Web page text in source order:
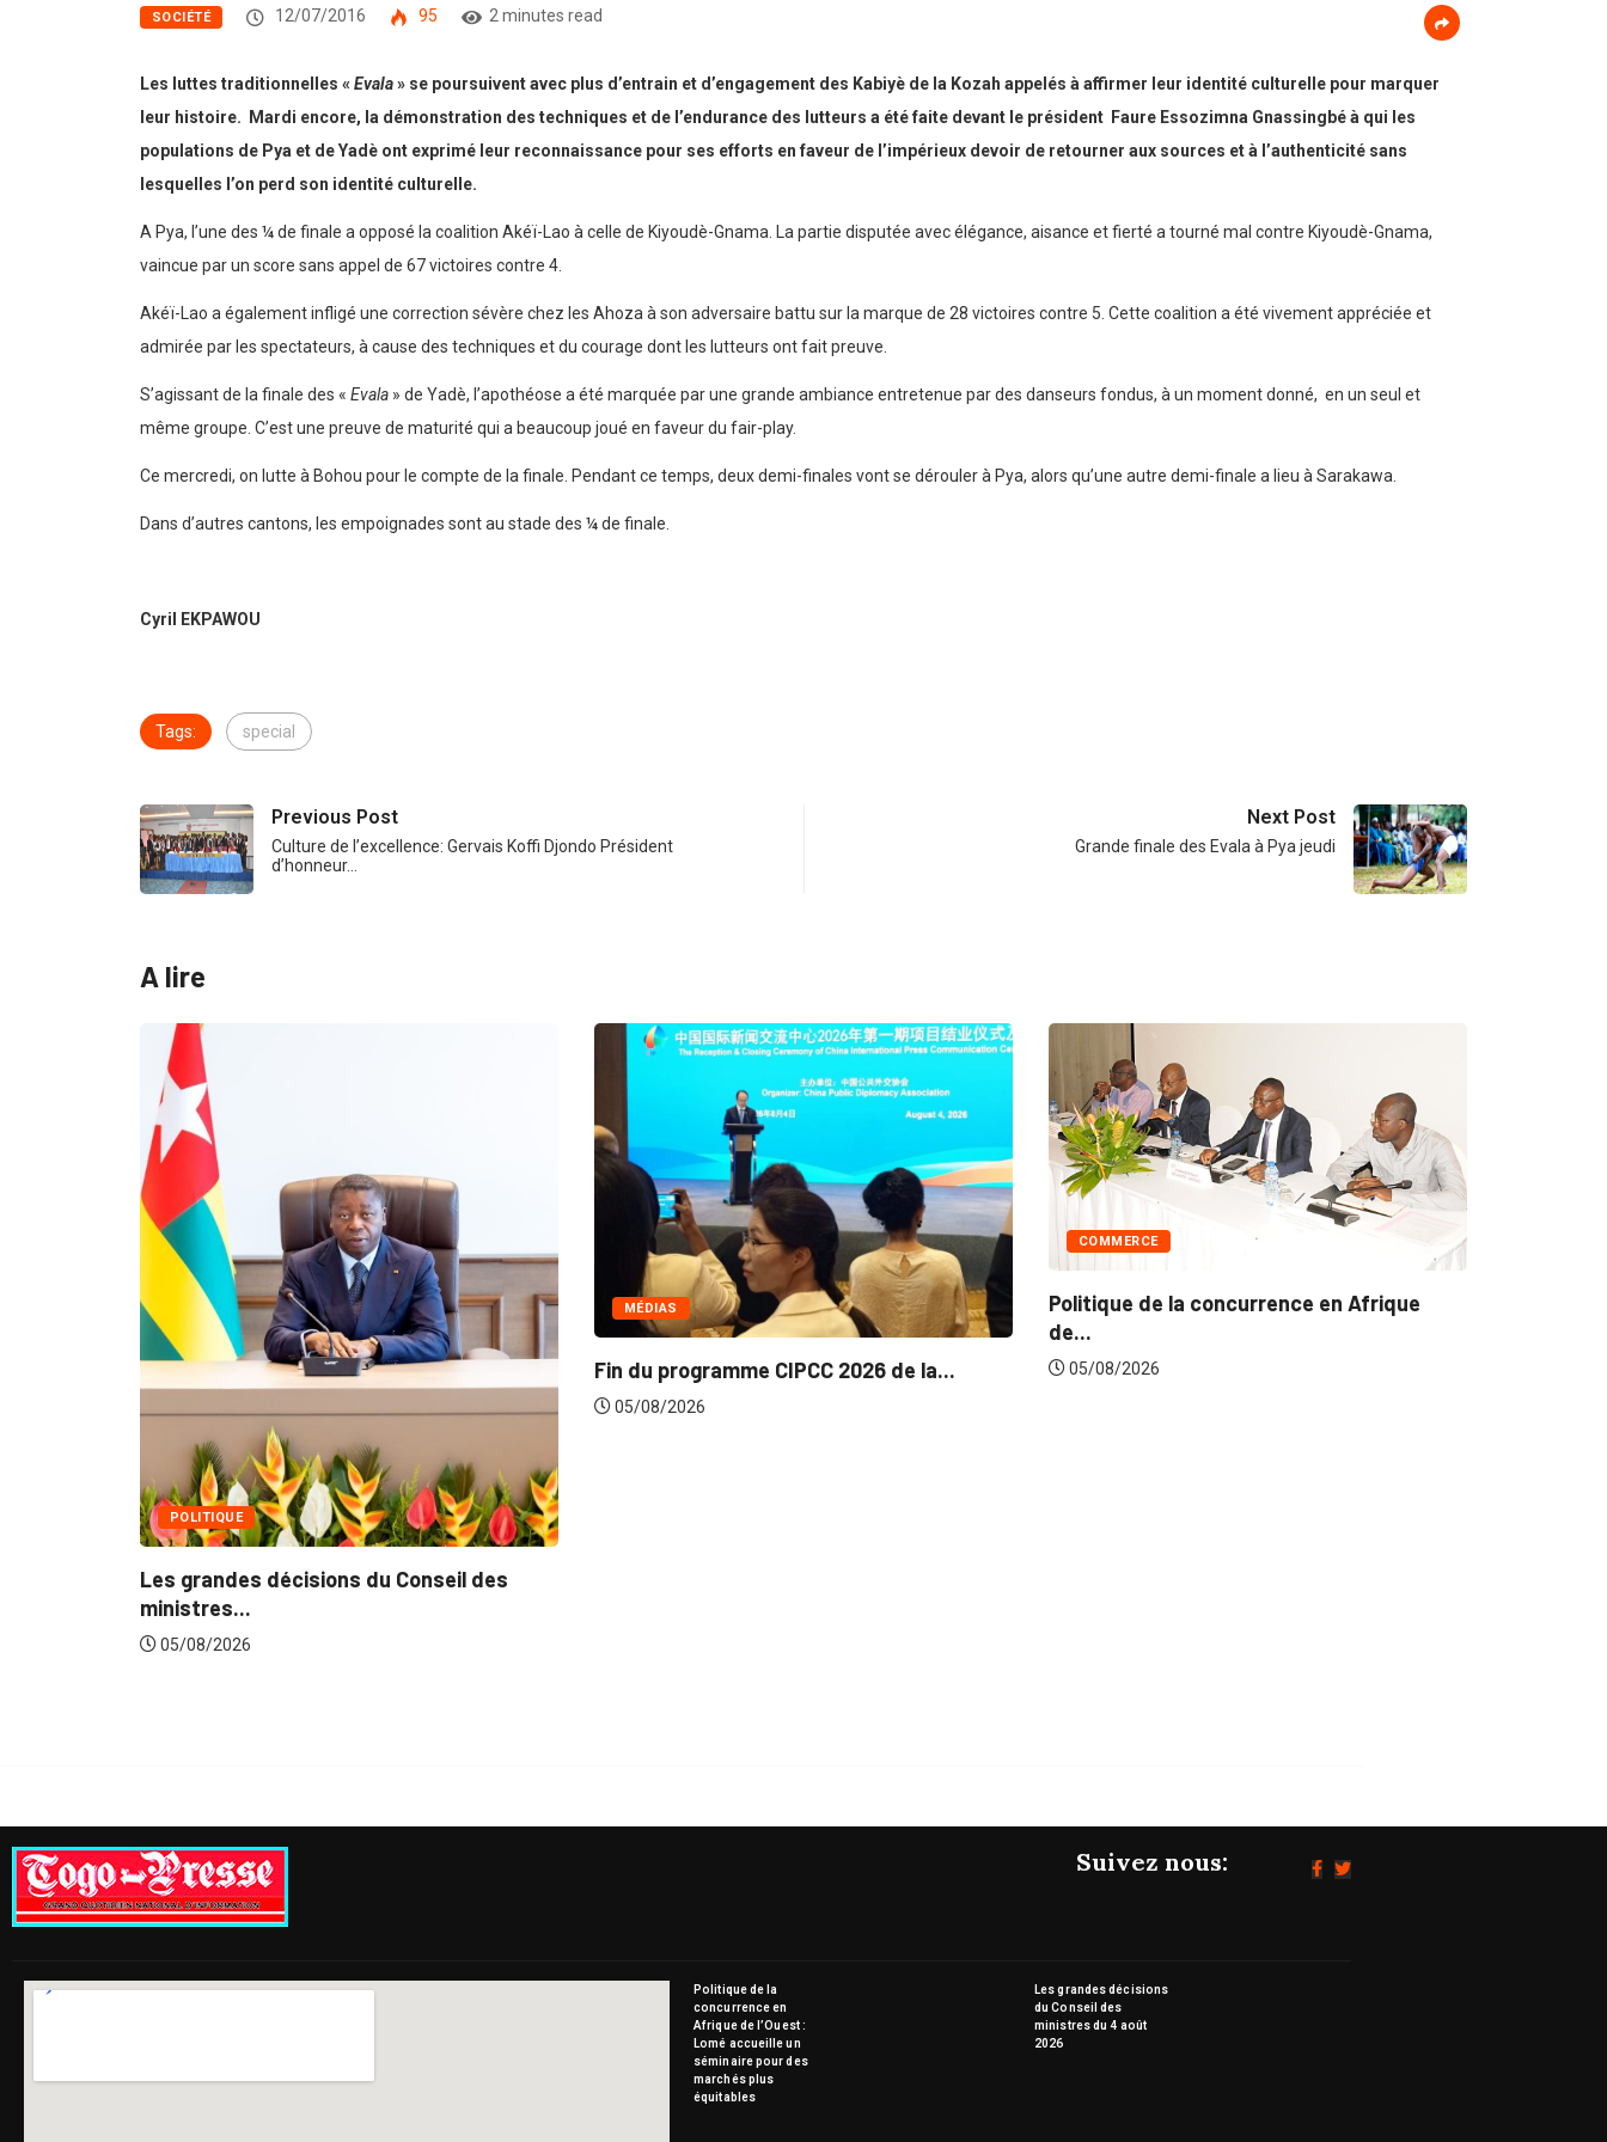
SOCIÉTÉ 12/07/2016 95 2 minutes read
Les luttes traditionnelles «Evala» se poursuivent avec plus d’entrain et d’engagement des Kabiyè de la Kozah appelés à affirmer leur identité culturelle pour marquer
leur histoire. Mardi encore, la démonstration des techniques et de l’endurance des lutteurs a été faite devant le président Faure Essozimna Gnassingbé à qui les
populations de Pya et de Yadè ont exprimé leur reconnaissance pour ses efforts en faveur de l’impérieux devoir de retourner aux sources et à l’authenticité sans
lesquelles l’on perd son identité culturelle.
A Pya, l’une des ¼ de finale a opposé la coalition Akéï-Lao à celle de Kiyoudè-Gnama. La partie disputée avec élégance, aisance et fierté a tourné mal contre Kiyoudè-Gnama,
vaincue par un score sans appel de 67 victoires contre 4.
Akéï-Lao a également infligé une correction sévère chez les Ahoza à son adversaire battu sur la marque de 28 victoires contre 5. Cette coalition a été vivement appréciée et
admirée par les spectateurs, à cause des techniques et du courage dont les lutteurs ont fait preuve.
S’agissant de la finale des « Evala » de Yadè, l’apothéose a été marquée par une grande ambiance entretenue par des danseurs fondus, à un moment donné, en un seul et
même groupe. C’est une preuve de maturité qui a beaucoup joué en faveur du fair-play.
Ce mercredi, on lutte à Bohou pour le compte de la finale. Pendant ce temps, deux demi-finales vont se dérouler à Pya, alors qu’une autre demi-finale a lieu à Sarakawa.
Dans d’autres cantons, les empoignades sont au stade des ¼ de finale.
Cyril EKPAWOU
Tags: special
Previous Post
Culture de l’excellence: Gervais Koffi Djondo Président
d’honneur…
Next Post
Grande finale des Evala à Pya jeudi
A lire
du Conseil des
MÉDIAS
Fin du programme CIPCC 2026 de la...
COMMERCE
Politique de la concurrence en Afrique
de...
05/08/2026
Suivez nous:
Politique de la
concurrence en
Afrique de l’Ouest :
Lomé accueille un
séminaire pour des
marchés plus
équitables
Les grandes décisions
du Conseil des
ministres du 4 août
2026